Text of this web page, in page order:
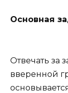
Основная
Отвечать за
вверенной